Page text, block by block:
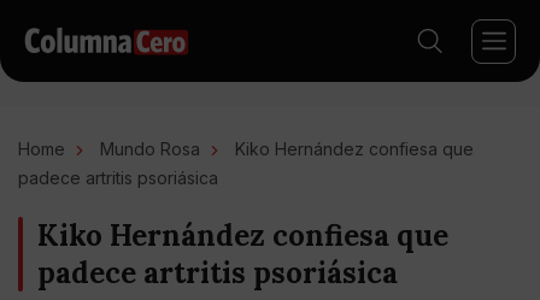
Home Mundo Rosa
Kiko Hernández confiesa que
padece artritis psoriásica
Kiko Hernández confiesa que
padece artritis psoriásica